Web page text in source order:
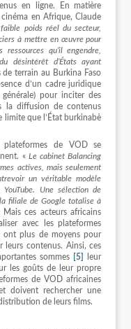
en ligne. En matière
en Afrique, Claude
poids réel du secteur,
à mettre en œuvre pour
qu’il engendre,
désintérêt d’États ayant
de terrain au Burkina Faso
d’un cadre juridique
pour inciter des
la diffusion de contenus
limite que l’État burkinabè
de VOD se
« Le cabinet Balancing
actives, mais seulement
un véritable modèle
Une sélection de
filiale de Google totalise à
Mais ces acteurs africains
avec les plateformes
ont plus de moyens pour
contenus. Ainsi, ces
sommes
[5]
leur
les goûts de leur propre
de VOD africaines
doivent rechercher une
de leurs films.